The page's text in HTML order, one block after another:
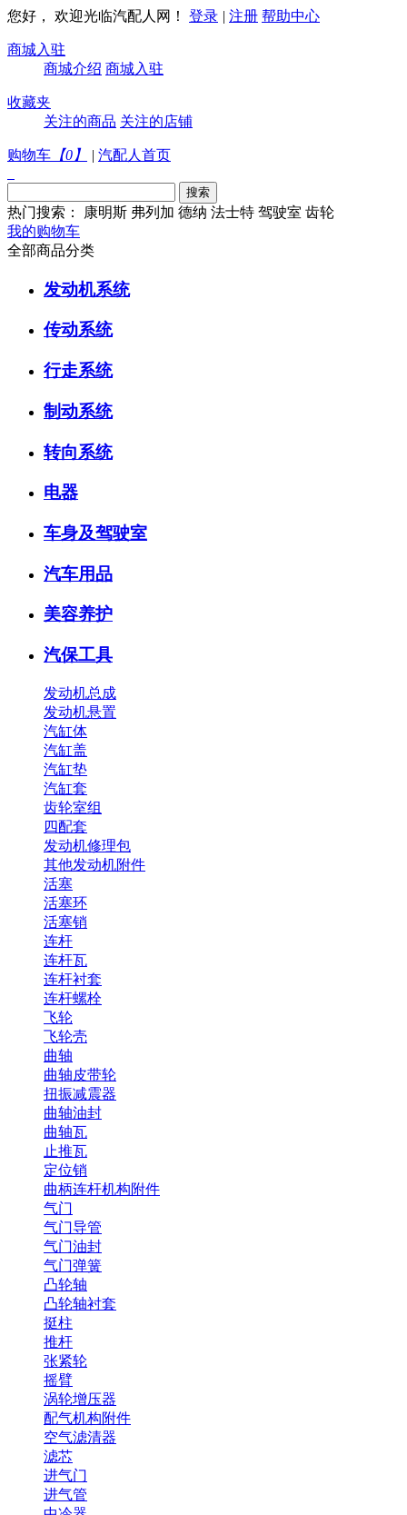
您好， 欢迎光临汽配人网！ 登录 | 注册 帮助中心
商城入驻
商城介绍 商城入驻
收藏夹
关注的商品 关注的店铺
购物车 【0 】 | 汽配人首页
热门搜索： 康明斯 弗列加 德纳 法士特 驾驶室 齿轮
我的购物车
全部商品分类
发动机系统
传动系统
行走系统
制动系统
转向系统
电器
车身及驾驶室
汽车用品
美容养护
汽保工具
发动机总成
发动机悬置
汽缸体
汽缸盖
汽缸垫
汽缸套
齿轮室组
四配套
发动机修理包
其他发动机附件
活塞
活塞环
活塞销
连杆
连杆瓦
连杆衬套
连杆螺栓
飞轮
飞轮壳
曲轴
曲轴皮带轮
扭振减震器
曲轴油封
曲轴瓦
止推瓦
定位销
曲柄连杆机构附件
气门
气门导管
气门油封
气门弹簧
凸轮轴
凸轮轴衬套
挺柱
推杆
张紧轮
摇臂
涡轮增压器
配气机构附件
空气滤清器
滤芯
进气门
进气管